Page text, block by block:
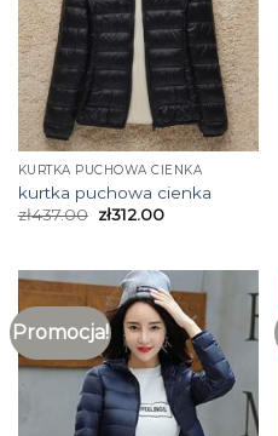
KURTKA PUCHOWA CIENKA
kurtka puchowa cienka
zł437.00 zł312.00
Promocja!